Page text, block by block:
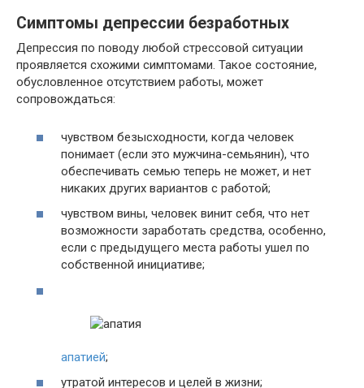
Симптомы депрессии безработных
Депрессия по поводу любой стрессовой ситуации
проявляется схожими симптомами. Такое состояние,
обусловленное отсутствием работы, может
сопровождаться:
чувством безысходности, когда человек
понимает (если это мужчина-семьянин), что
обеспечивать семью теперь не может, и нет
никаких других вариантов с работой;
чувством вины, человек винит себя, что нет
возможности заработать средства, особенно,
если с предыдущего места работы ушел по
собственной инициативе;
апатией;
утратой интересов и целей в жизни;